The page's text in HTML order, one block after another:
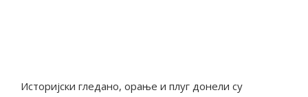
Историјски гледано, орање и плуг донели су